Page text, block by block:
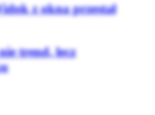
z okna przestał
trend, lecz